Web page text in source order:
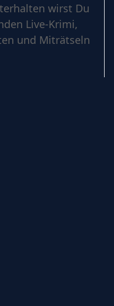
wirst Du
Live-Krimi,
und Miträtseln